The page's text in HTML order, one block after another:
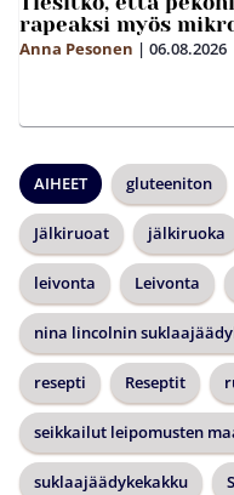
rapeaksi myös
Anna Pesonen | 06.08.2026
AIHEET gluteeniton
Jälkiruoat jälkiruoka
leivonta Leivonta
nina lincolnin
resepti Reseptit
seikkailut leipomusten
suklaajäädykekakku